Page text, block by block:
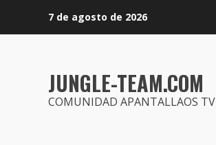
7 de agosto de 2026
JUNGLE-TEAM.COM
COMUNIDAD APANTALLAOS TV